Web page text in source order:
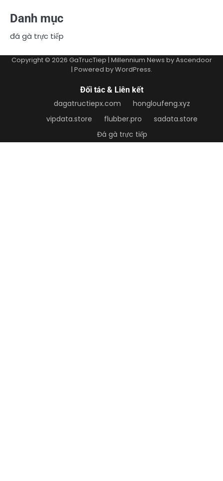
Danh mục
đá gà trực tiếp
Copyright © 2026 GaTrucTiep | Millennium News byAscendoor
| Powered byWordPress.
Đối tác & Liên kết
dagatructiepx.com
hongloufeng.xyz
vipdata.store
flubber.pro
sadata.store
Đá gà trực tiếp